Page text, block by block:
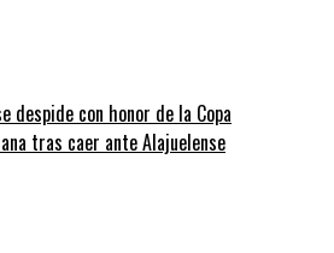
despide con honor de la Copa
tras caer ante Alajuelense